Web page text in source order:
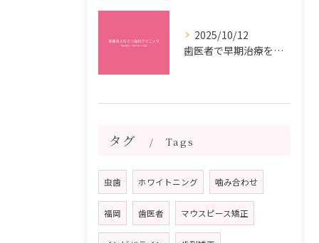
2025/10/12
歯医者で早期治療を受けるメリットと虫歯悪化を防ぐ最短ステップ
タグ Tags
虫歯 ホワイトニング 噛み合わせ
福岡 歯医者 マウスピース矯正